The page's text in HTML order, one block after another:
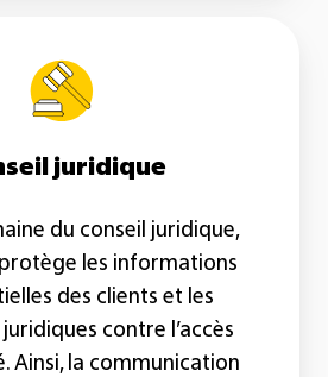
juridique
du conseil juridique,
les informations
des clients et les
contre l’accès
Ainsi, la communication